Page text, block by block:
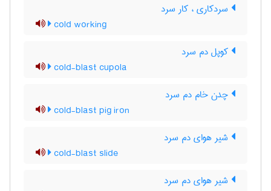
سردکاری ، کار سرد
cold working
کوپل دم سرد
cold-blast cupola
چدن خام دم سرد
cold-blast pig iron
شیر هوای دم سرد
cold-blast slide
شیر هوای دم سرد